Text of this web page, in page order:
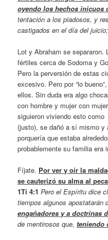
oyendo los hechos inicuos
tentación a los piadosos, y
castigados en el día del juicio;
Lot y Abraham se separaron.
fértiles cerca de Sodoma y
Pero la perversión de estas
excesivo. Pero por “lo
ellos. Sin duda era algo
con hombre y mujer con
siguieron viviendo esto como
(justo), se dañó a sí mismo y
porquería que estaba
probablemente su familia era
Fíjate. Por ver y oír la
se cauterizó su alma al
1Ti 4:1Pero el Espíritu dice
tiempos algunos apostatarán
engañadores y a doctrinas
de mentirosos que, teniendo